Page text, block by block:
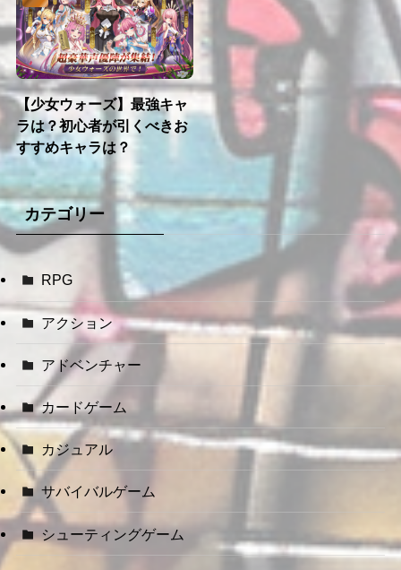
【少女ウォーズ】最強キャ
ラは？初心者が引くべきお
すすめキャラは？
カテゴリー
RPG
アクション
アドベンチャー
カードゲーム
カジュアル
サバイバルゲーム
シューティングゲーム